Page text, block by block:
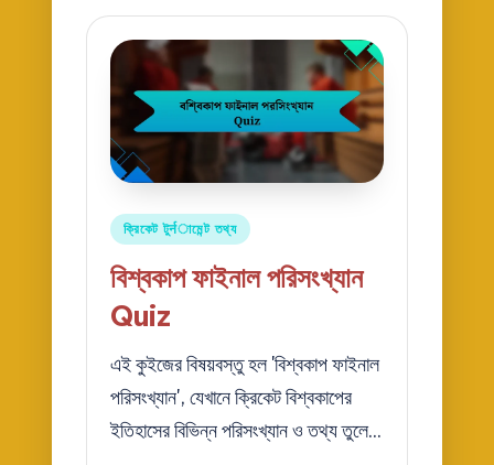
Posted
ক্রিকেট টুर्नামেন্ট তথ্য
বিশ্বকাপ ফাইনাল পরিসংখ্যান
Quiz
এই কুইজের বিষয়বস্তু হল 'বিশ্বকাপ ফাইনাল
পরিসংখ্যান', যেখানে ক্রিকেট বিশ্বকাপের
ইতিহাসের বিভিন্ন পরিসংখ্যান ও তথ্য তুলে…